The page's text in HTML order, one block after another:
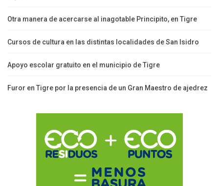
Otra manera de acercarse al inagotable Principito, en Tigre
Cursos de cultura en las distintas localidades de San Isidro
Apoyo escolar gratuito en el municipio de Tigre
Furor en Tigre por la presencia de un Gran Maestro de ajedrez